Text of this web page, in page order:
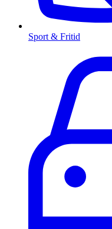
Sport & Fritid